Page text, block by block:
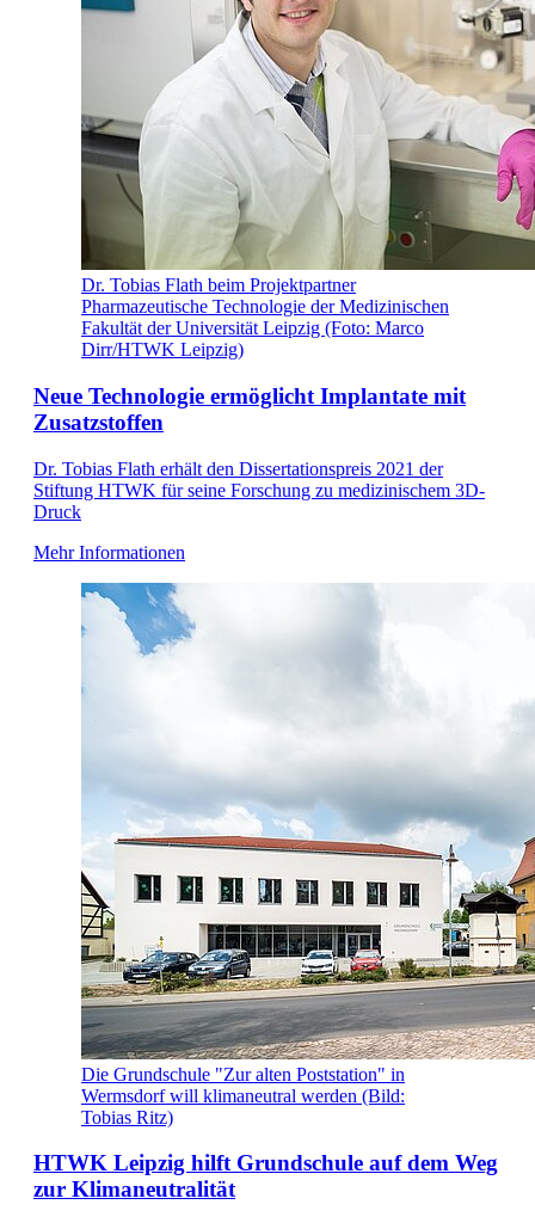
Dr. Tobias Flath beim Projektpartner
Pharmazeutische Technologie der Medizinischen
Fakultät der Universität Leipzig (Foto: Marco
Dirr/HTWK Leipzig)
Neue Technologie ermöglicht Implantate mit
Zusatzstoffen
Dr. Tobias Flath erhält den Dissertationspreis 2021 der
Stiftung HTWK für seine Forschung zu medizinischem 3D-
Druck
Mehr Informationen
Die Grundschule "Zur alten Poststation" in
Wermsdorf will klimaneutral werden (Bild:
Tobias Ritz)
HTWK Leipzig hilft Grundschule auf dem Weg
zur Klimaneutralität